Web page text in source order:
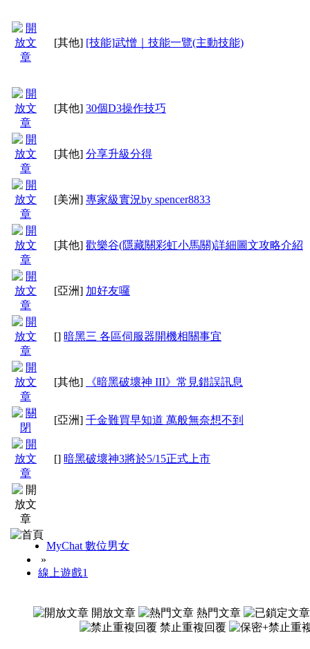
[其他] [技能]武憎｜技能一覽(主動技能)
[其他] 30個D3操作技巧
[其他] 分享升級分得
[美洲] 專家級實況by spencer8833
[其他] 歡樂谷(隱藏關彩虹小馬關)詳細圖文攻略介紹
[亞洲] 加好友囉
[] 暗黑三 各區伺服器開機相關事宜
[其他] 《暗黑破壞神 III》常見錯誤訊息
[亞洲] 千金難買早知道 萬般無奈想不到
[] 暗黑破壞神3將於5/15正式上市
MyChat 數位男女
»
線上遊戲1
開放文章
熱門文章
禁止重複回覆